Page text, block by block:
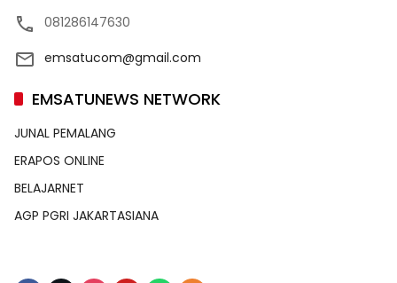
081286147630
emsatucom@gmail.com
EMSATUNEWS NETWORK
JUNAL PEMALANG
ERAPOS ONLINE
BELAJARNET
AGP PGRI JAKARTASIANA